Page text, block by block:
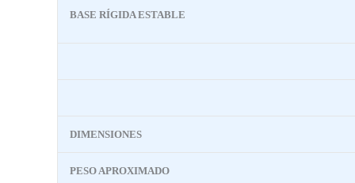
BASE RÍGIDA ESTABLE
DIMENSIONES
PESO APROXIMADO